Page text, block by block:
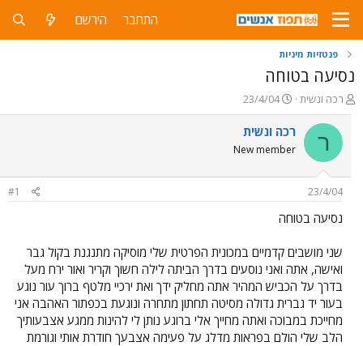
התחבר הירשם
פנטזיות מיניות
נסיעה בטוחה
פ
ו
ת
ח
ה
ש
א
רכה ונשית
פ
ו
ר
ם
ר
23/4/04
ר רכה ונשית
New member
23/4/04
#1
נסיעה בטוחה
שני מושבים קדמיים במכונית הפרטית שלי מוסיקה מתנגנת בקול גבר
ואישה, אתה ואני נוסעים בדרך הביתה לילה חשוך וקריר ואור ירח מעל
בדרך על הכביש המהיר אתה מחליק ידך ואת ירכיי מלטף ברוך עור נוגע
בעור יד גברית גדולה מסיטה תחתון מתחרה ונוגעת בכפתור האהבה אני
מחייכת במבוכה ואתה מחייך אלי ברוגע נותן לי להינות ממגע אצבעותיך
הלב שלי הולם בפראות מדלג על פעימה אצבעך חודרת אותי וגורמת